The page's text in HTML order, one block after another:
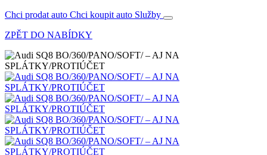
Chci prodat auto Chci koupit auto Služby
ZPĚT DO NABÍDKY